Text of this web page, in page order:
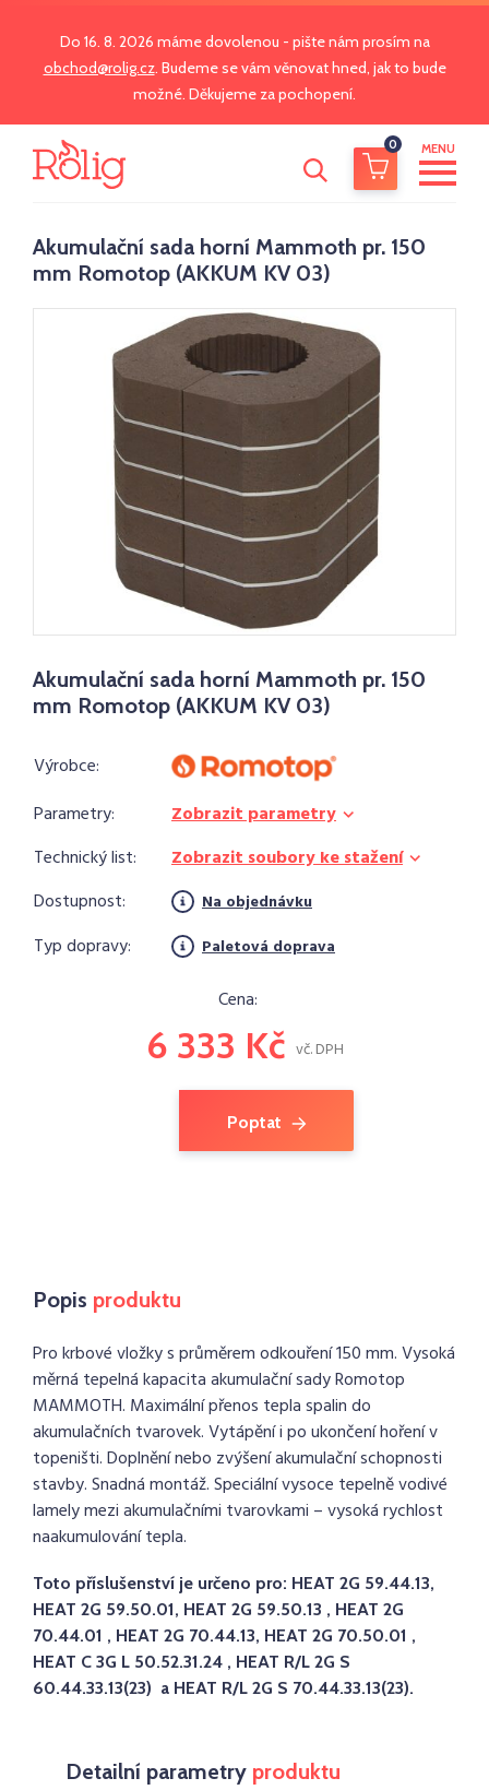
Do 16. 8. 2026 máme dovolenou - pište nám prosím na
obchod@rolig.cz. Budeme se vám věnovat hned, jak to bude
možné. Děkujeme za pochopení.
0 MENU
Akumulační sada horní Mammoth pr. 150
mm Romotop (AKKUM KV 03)
Akumulační sada horní Mammoth pr. 150
mm Romotop (AKKUM KV 03)
Výrobce:
Parametry:
Zobrazit parametry
Technický list:
Zobrazit soubory ke stažení
Dostupnost:
Na objednávku
Typ dopravy: Paletová doprava
Cena:
6 333 Kč vč. DPH
Poptat
Popis produktu
Pro krbové vložky s průměrem odkouření 150 mm. Vysoká
měrná tepelná kapacita akumulační sady Romotop
MAMMOTH. Maximální přenos tepla spalin do
akumulačních tvarovek. Vytápění i po ukončení hoření v
topeništi. Doplnění nebo zvýšení akumulační schopnosti
stavby. Snadná montáž. Speciální vysoce tepelně vodivé
lamely mezi akumulačními tvarovkami – vysoká rychlost
naakumulování tepla.
Toto příslušenství je určeno pro: HEAT 2G 59.44.13,
HEAT 2G 59.50.01, HEAT 2G 59.50.13 , HEAT 2G
70.44.01 , HEAT 2G 70.44.13, HEAT 2G 70.50.01 ,
HEAT C 3G L 50.52.31.24 , HEAT R/L 2G S
60.44.33.13(23) a HEAT R/L 2G S 70.44.33.13(23).
Detailní parametry produktu